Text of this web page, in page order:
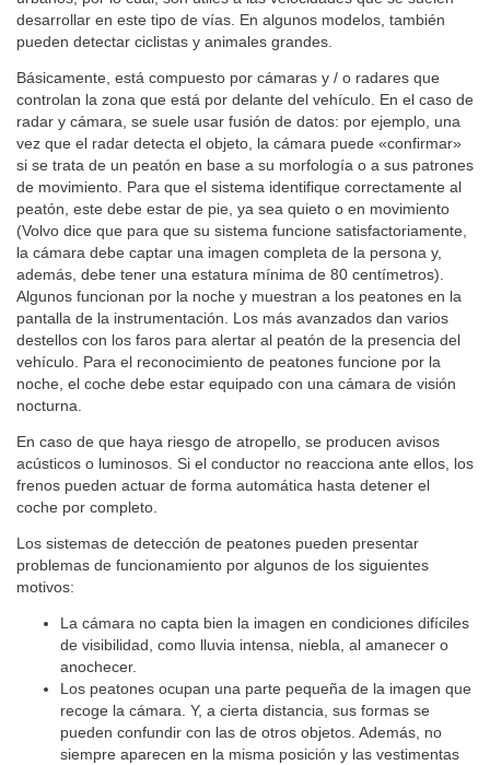
desarrollar en este tipo de vías. En algunos modelos, también
pueden detectar ciclistas y animales grandes.
Básicamente, está compuesto por cámaras y / o radares que
controlan la zona que está por delante del vehículo. En el caso de
radar y cámara, se suele usar fusión de datos: por ejemplo, una
vez que el radar detecta el objeto, la cámara puede «confirmar»
si se trata de un peatón en base a su morfología o a sus patrones
de movimiento. Para que el sistema identifique correctamente al
peatón, este debe estar de pie, ya sea quieto o en movimiento
(Volvo dice que para que su sistema funcione satisfactoriamente,
la cámara debe captar una imagen completa de la persona y,
además, debe tener una estatura mínima de 80 centímetros).
Algunos funcionan por la noche y muestran a los peatones en la
pantalla de la instrumentación. Los más avanzados dan varios
destellos con los faros para alertar al peatón de la presencia del
vehículo. Para el reconocimiento de peatones funcione por la
noche, el coche debe estar equipado con una cámara de visión
nocturna.
En caso de que haya riesgo de atropello, se producen avisos
acústicos o luminosos. Si el conductor no reacciona ante ellos, los
frenos pueden actuar de forma automática hasta detener el
coche por completo.
Los sistemas de detección de peatones pueden presentar
problemas de funcionamiento por algunos de los siguientes
motivos:
La cámara no capta bien la imagen en condiciones difíciles
de visibilidad, como lluvia intensa, niebla, al amanecer o
anochecer.
Los peatones ocupan una parte pequeña de la imagen que
recoge la cámara. Y, a cierta distancia, sus formas se
pueden confundir con las de otros objetos. Además, no
siempre aparecen en la misma posición y las vestimentas